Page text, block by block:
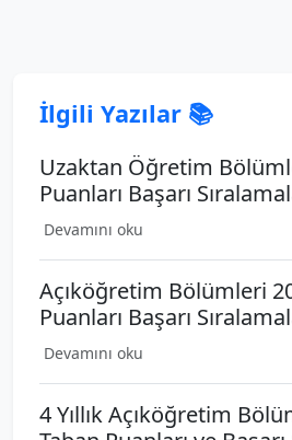
İlgili Yazılar 📚
Uzaktan Öğretim
Puanları Başarı
Devamını oku
Açıköğretim Bölümleri
Puanları Başarı
Devamını oku
4 Yıllık Açıköğretim